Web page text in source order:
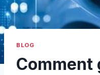
BLOG
Comment